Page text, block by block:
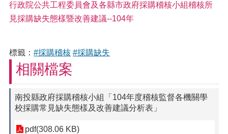
行政院公共工程委員會及各縣市政府採購稽核小組稽核所
見採購缺失態樣暨改善建議--104年
標籤： #採購稽核 #採購缺失
相關檔案
南投縣政府採購稽核小組「104年度稽核監督各機關學
校採購常見缺失態樣及改善建議分析表」
pdf(308.06 KB)